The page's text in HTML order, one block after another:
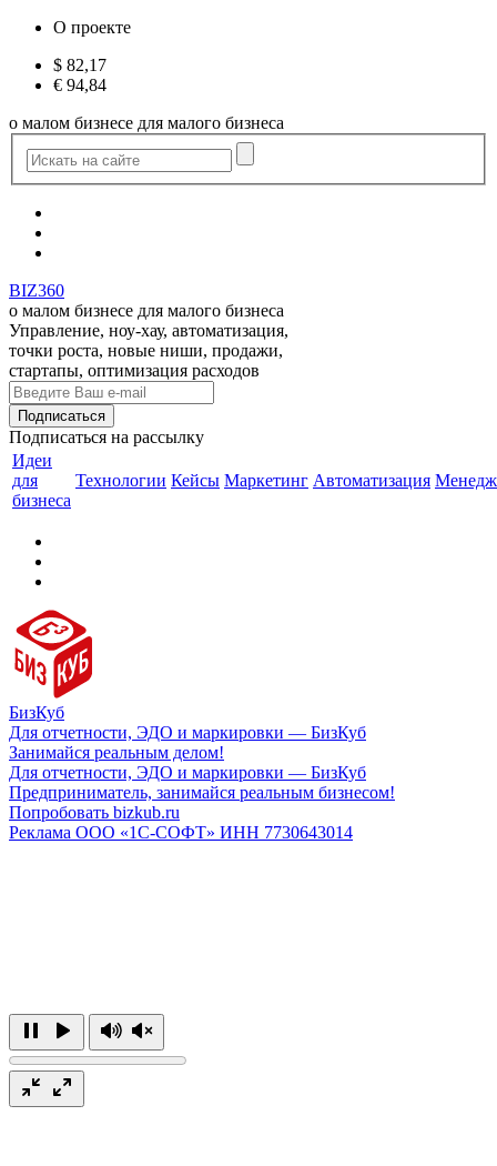
О проекте
$ 82,17
€ 94,84
о малом бизнесе для малого бизнеса
BIZ360
о малом бизнесе для малого бизнеса
Управление, ноу-хау, автоматизация,
точки роста, новые ниши, продажи,
стартапы, оптимизация расходов
Подписаться на рассылку
Идеи
для
бизнеса
Технологии Кейсы Маркетинг Автоматизация
БизКуб
Для отчетности, ЭДО и маркировки — БизКуб
Занимайся реальным делом!
Для отчетности, ЭДО и маркировки — БизКуб
Предприниматель, занимайся реальным бизнесом!
Попробовать bizkub.ru
Реклама ООО «1С-СОФТ» ИНН 7730643014